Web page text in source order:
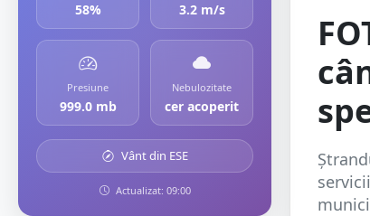
58% 3.2 m/s
Presiune
999.0 mb
Nebulozitate
cer acoperit
Vânt din ESE
Actualizat: 09:00